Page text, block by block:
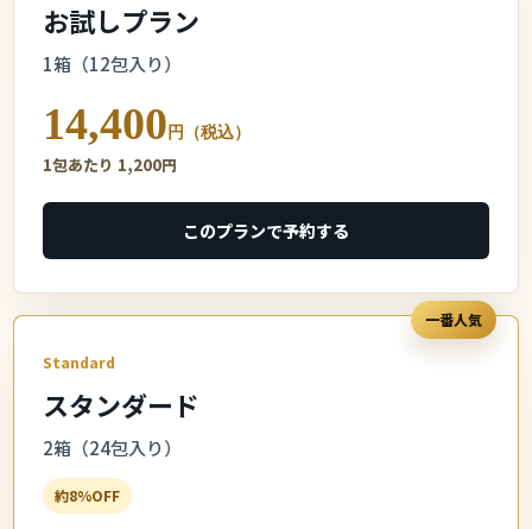
お試しプラン
1箱（12包入り）
14,400 円（税込）
1包あたり 1,200円
このプランで予約する
一番人気
Standard
スタンダード
2箱（24包入り）
約8%OFF